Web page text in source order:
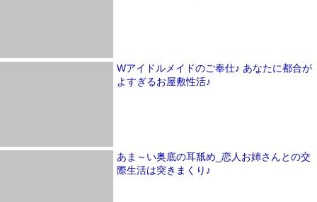
Wアイドルメイドのご奉仕♪ あなたに都合が
よすぎるお屋敷性活♪
あま～い奥底の耳舐め_恋人お姉さんとの交
際生活は突きまくり♪